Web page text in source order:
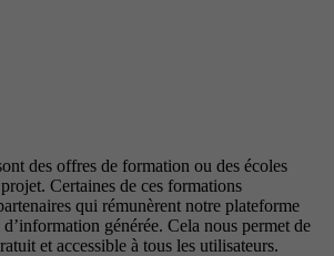
des offres de formation ou des écoles
Certaines de ces formations
qui rémunèrent notre plateforme
générée. Cela nous permet de
et accessible à tous les utilisateurs.